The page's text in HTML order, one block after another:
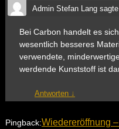
Admin Stefan Langsagte
Bei Carbon handelt es
wesentlich besseres
verwendete,
werdende Kunststoff ist
Antworten ↓
Pingback:Wiedereröffnung